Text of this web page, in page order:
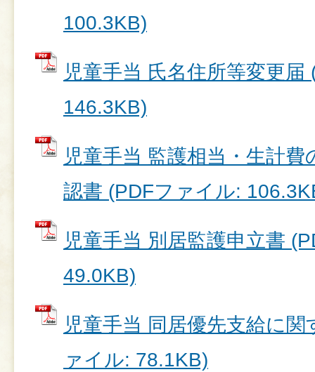
100.3KB)
児童手当 氏名住所等変更
146.3KB)
児童手当 監護相当・生計
認書 (PDFファイル:
児童手当 別居監護申立書
49.0KB)
児童手当 同居優先支給に
ァイル: 78.1KB)